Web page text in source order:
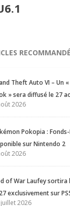
Theft Auto VI – Un
» sera diffusé le 27
2026
Pokopia :
sur Nintendo 2
2026
of War Laufey sortira
exclusivement sur
2026